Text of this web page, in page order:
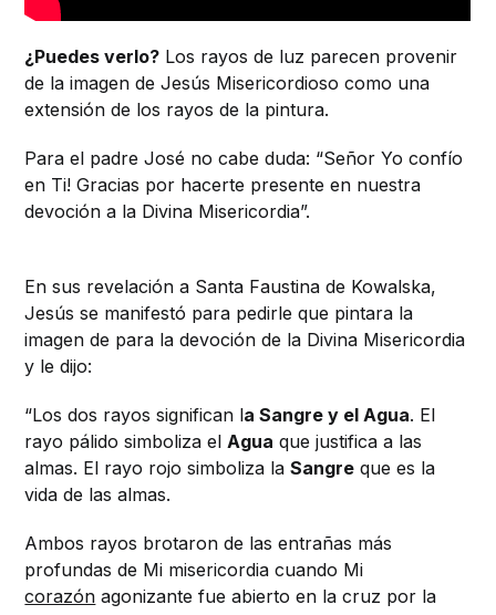
¿Puedes verlo? Los rayos de luz parecen provenir
de la imagen de Jesús Misericordioso como una
extensión de los rayos de la pintura.
Para el padre José no cabe duda: “Señor Yo confío
en Ti! Gracias por hacerte presente en nuestra
devoción a la Divina Misericordia”.
En sus revelación a Santa Faustina de Kowalska,
Jesús se manifestó para pedirle que pintara la
imagen de para la devoción de la Divina Misericordia
y le dijo:
“Los dos rayos significan la Sangre y el Agua. El
rayo pálido simboliza el Agua que justifica a las
almas. El rayo rojo simboliza laSangre que es la
vida de las almas.
Ambos rayos brotaron de las entrañas más
profundas de Mi misericordia cuando Mi
corazón agonizante fue abierto en la cruz por la